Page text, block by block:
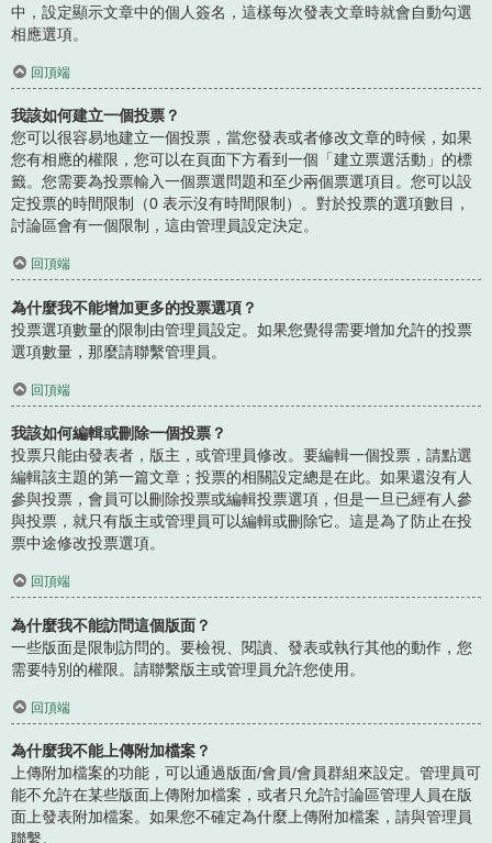
中，設定顯示文章中的個人簽名，這樣每次發表文章時就會自動勾選
相應選項。
回頂端
我該如何建立一個投票？
您可以很容易地建立一個投票，當您發表或者修改文章的時候，如果
您有相應的權限，您可以在頁面下方看到一個「建立票選活動」的標
籤。您需要為投票輸入一個票選問題和至少兩個票選項目。您可以設
定投票的時間限制（0 表示沒有時間限制）。對於投票的選項數目，
討論區會有一個限制，這由管理員設定決定。
回頂端
為什麼我不能增加更多的投票選項？
投票選項數量的限制由管理員設定。如果您覺得需要增加允許的投票
選項數量，那麼請聯繫管理員。
回頂端
我該如何編輯或刪除一個投票？
投票只能由發表者，版主，或管理員修改。要編輯一個投票，請點選
編輯該主題的第一篇文章；投票的相關設定總是在此。如果還沒有人
參與投票，會員可以刪除投票或編輯投票選項，但是一旦已經有人參
與投票，就只有版主或管理員可以編輯或刪除它。這是為了防止在投
票中途修改投票選項。
回頂端
為什麼我不能訪問這個版面？
一些版面是限制訪問的。要檢視、閱讀、發表或執行其他的動作，您
需要特別的權限。請聯繫版主或管理員允許您使用。
回頂端
為什麼我不能上傳附加檔案？
上傳附加檔案的功能，可以通過版面/會員/會員群組來設定。管理員可
能不允許在某些版面上傳附加檔案，或者只允許討論區管理人員在版
面上發表附加檔案。如果您不確定為什麼上傳附加檔案，請與管理員
聯繫。